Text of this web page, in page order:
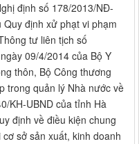
định số 178/2013/NĐ-
định xử phạt vi phạm
tư liên tịch số
09/4/2014 của Bộ Y
thôn, Bộ Công thương
trong quản lý Nhà nước về
KH-UBND của tỉnh Hà
định về điều kiện chung
sở sản xuất, kinh doanh